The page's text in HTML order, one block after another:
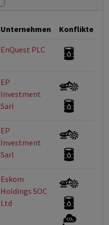
Unternehmen Konflikte
EnQuest PLC
EP
Investment
Sarl
EP
Investment
Sarl
Eskom
Holdings SOC
Ltd